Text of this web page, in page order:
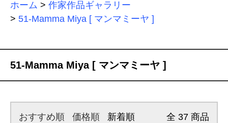
ホーム > 作家作品ギャラリー
> 51-Mamma Miya [ マンマミーヤ ]
51-Mamma Miya [ マンマミーヤ ]
おすすめ順 価格順 新着順 全 37 商品